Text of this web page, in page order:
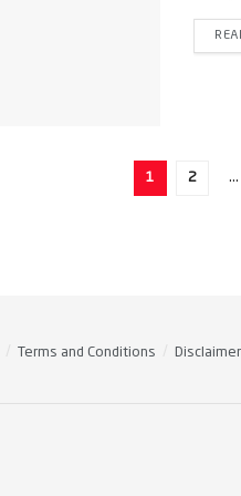
1 2 …
Terms and Conditions Disclaimer